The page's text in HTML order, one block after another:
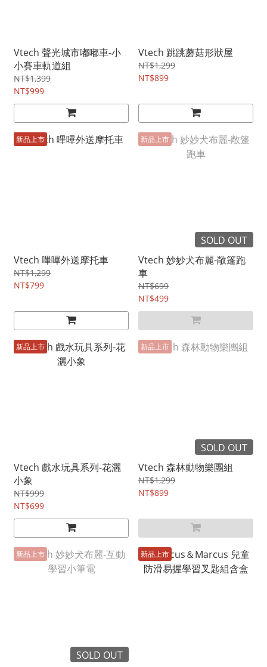
Vtech 聲光城市嘟嘟車-小
小賽車軌道組
NT$1,399
NT$999
Vtech 跳跳蘑菇形狀屋
NT$1,299
NT$899
新品上市
Vtech 嗶嗶外送摩托車
NT$1,299
NT$799
新品上市
SOLD OUT
Vtech 妙妙犬布麗-敞篷跑
車
NT$699
NT$499
新品上市
Vtech 戲水玩具系列-花灑
小象
NT$999
NT$699
新品上市
SOLD OUT
Vtech 森林動物樂團組
NT$1,299
NT$899
新品上市
SOLD OUT
新品上市